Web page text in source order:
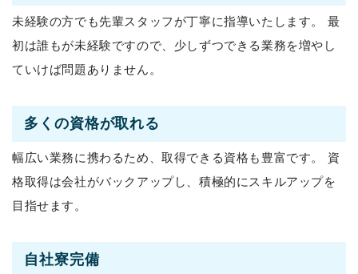
未経験の方でも先輩スタッフが丁寧に指導いたします。
最
初は誰もが未経験ですので、少しずつできる業務を増やし
ていけば問題ありません。
多くの資格が取れる
幅広い業務に携わるため、取得できる資格も豊富です。
資
格取得は会社がバックアップし、積極的にスキルアップを
目指せます。
自社寮完備